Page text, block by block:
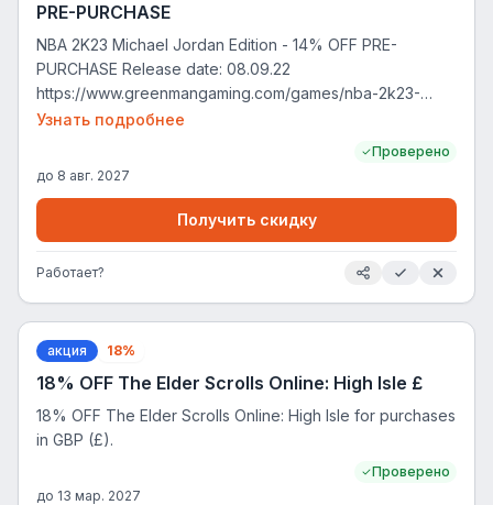
PRE-PURCHASE
NBA 2K23 Michael Jordan Edition - 14% OFF PRE-
PURCHASE Release date: 08.09.22
https://www.greenmangaming.com/games/nba-2k23-
michael-jordan-edition-pc/
Узнать подробнее
Проверено
до 8 авг. 2027
Получить скидку
Работает?
акция 18%
18% OFF The Elder Scrolls Online: High Isle £
18% OFF The Elder Scrolls Online: High Isle for purchases
in GBP (£).
Проверено
до 13 мар. 2027